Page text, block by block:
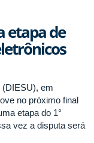
etapa de
(DIESU), em
no próximo final
etapa do 1°
vez a disputa será